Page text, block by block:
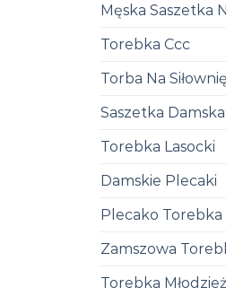
Męska Saszetka
Torebka Ccc
Torba Na Siłownię
Saszetka
Torebka Lasocki
Damskie Plecaki
Plecako Torebka
Zamszowa
Torebka